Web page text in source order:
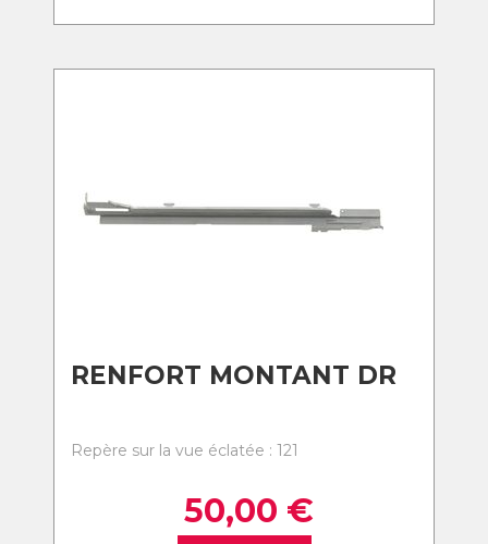
RENFORT MONTANT DR
Repère sur la vue éclatée : 121
50,00 €